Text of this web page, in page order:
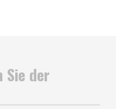
Sie der